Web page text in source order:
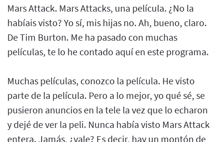
Mars Attack. Mars Attacks, una película. ¿No la
habíais visto? Yo sí, mis hijas no. Ah, bueno, claro.
De Tim Burton. Me ha pasado con muchas
películas, te lo he contado aquí en este programa.
Muchas películas, conozco la película. He visto
parte de la película. Pero a lo mejor, yo qué sé, se
pusieron anuncios en la tele la vez que lo echaron
y dejé de ver la peli. Nunca había visto Mars Attack
entera. Jamás, ¿vale? Es decir, hay un montón de